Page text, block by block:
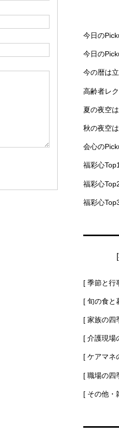
今日の
今日の
今の暦は
高齢者レ
夏の夜空
秋の夜空
会心の
福彩心
福彩心
福彩心
[ 季節と行
[ 旬の食と
[ 家族の四
[ 介護現場
[ ケアマネ
[ 職場の四
[ その他・